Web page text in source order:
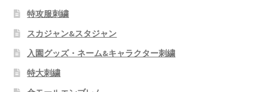
特攻服刺繍
スカジャン&スタジャン
入園グッズ・ネーム&キャラクター刺繍
特大刺繍